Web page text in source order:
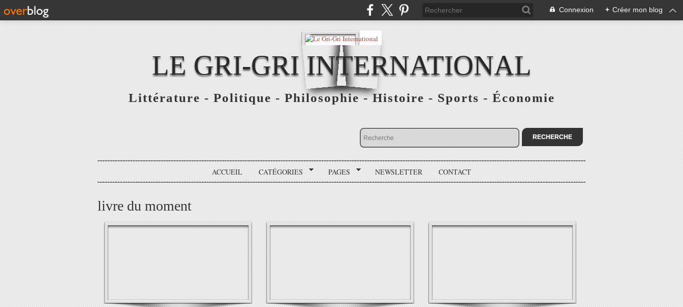
Connexion + Créer mon blog
LE GRI-GRI INTERNATIONAL
Littérature - Politique - Philosophie - Histoire - Sports - Économie
ACCUEIL CATÉGORIES PAGES NEWSLETTER CONTACT
livre du moment